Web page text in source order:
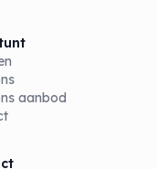
aanbod